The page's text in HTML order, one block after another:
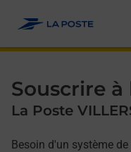
Souscrire à
La Poste
Besoin d'un système